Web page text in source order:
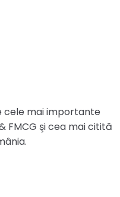
cele mai importante
FMCG şi cea mai citită